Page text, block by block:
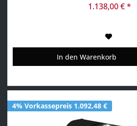
Frontscheibe • inkl. GN-
1.138,00 € *
In den Warenkorb
4% Vorkassepreis 1.092,48 €